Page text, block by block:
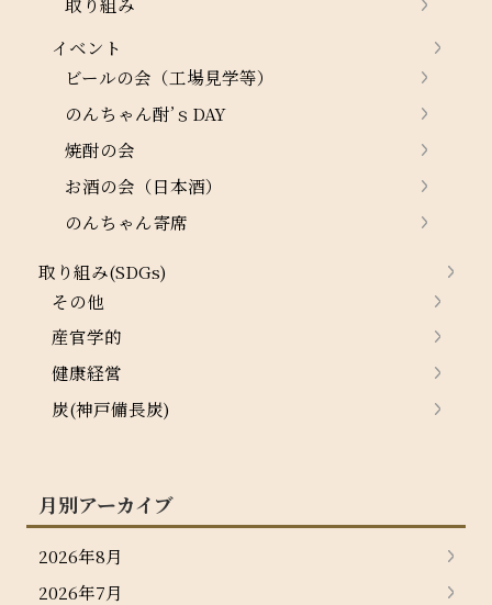
イベント
ビールの会（工場見学等）
のんちゃん酎’ｓDAY
焼酎の会
お酒の会（日本酒）
のんちゃん寄席
取り組み(SDGs)
その他
産官学的
健康経営
炭(神戸備長炭)
月別アーカイブ
2026年8月
2026年7月